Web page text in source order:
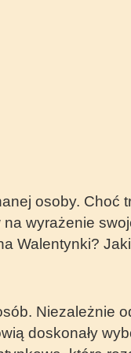
osoby. Choć
wyrażenie
Walentynki?
Niezależnie
doskonały